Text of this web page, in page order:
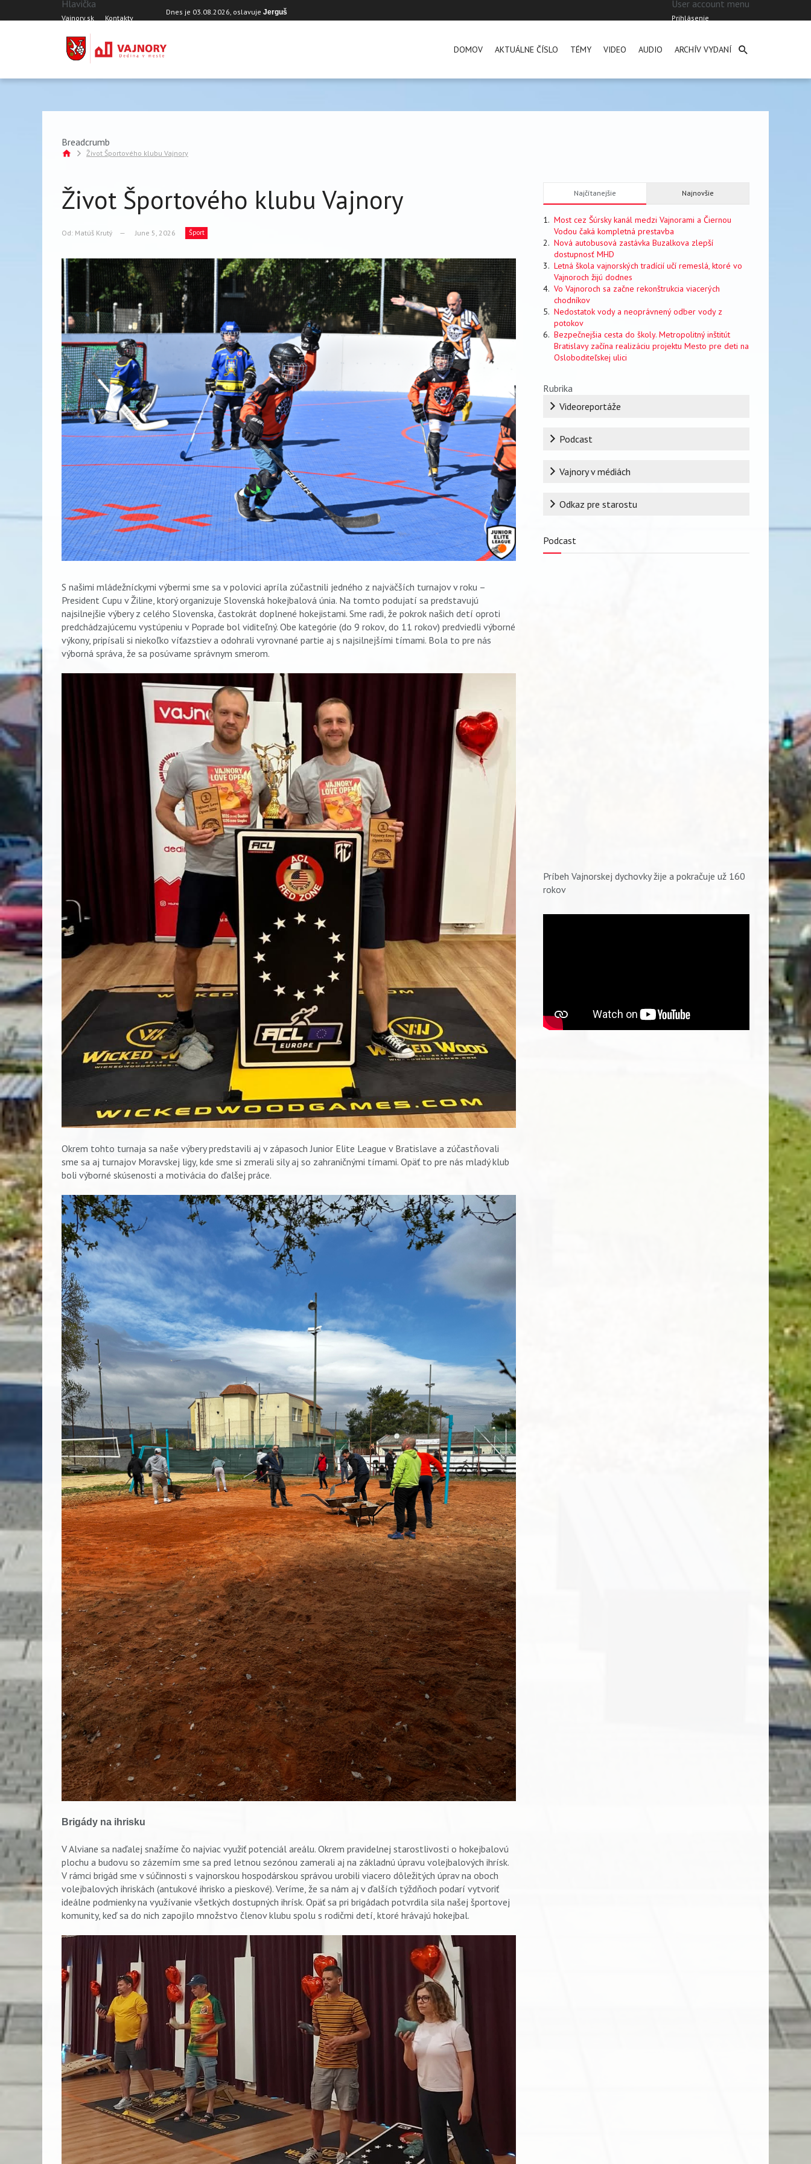
Skočiť na hlavný obsah
Hlavička
Vajnory.sk Kontakty
Dnes je 03.08.2026 , oslavuje Jerguš
User account menu
Prihlásenie
DOMOV AKTUÁLNE ČÍSLO TÉMY VIDEO AUDIO ARCHÍV VYDANÍ
Vyhľadávanie
Breadcrumb
Život Športového klubu Vajnory
Život Športového klubu Vajnory
Od: Matúš Krutý June 5, 2026 Šport
S našimi mládežníckymi výbermi sme sa v polovici apríla zúčastnili jedného z najväčších turnajov v roku –
President Cupu v Žiline, ktorý organizuje Slovenská hokejbalová únia. Na tomto podujatí sa predstavujú
najsilnejšie výbery z celého Slovenska, častokrát doplnené hokejistami. Sme radi, že pokrok našich detí oproti
predchádzajúcemu vystúpeniu v Poprade bol viditeľný. Obe kategórie (do 9 rokov, do 11 rokov) predviedli výborné
výkony, pripísali si niekoľko víťazstiev a odohrali vyrovnané partie aj s najsilnejšími tímami. Bola to pre nás
výborná správa, že sa posúvame správnym smerom.
Okrem tohto turnaja sa naše výbery predstavili aj v zápasoch Junior Elite League v Bratislave a zúčastňovali
sme sa aj turnajov Moravskej ligy, kde sme si zmerali sily aj so zahraničnými tímami. Opäť to pre nás mladý klub
boli výborné skúsenosti a motivácia do ďalšej práce.
Brigády na ihrisku
V Alviane sa naďalej snažíme čo najviac využiť potenciál areálu. Okrem pravidelnej starostlivosti o hokejbalovú
plochu a budovu so zázemím sme sa pred letnou sezónou zamerali aj na základnú úpravu volejbalových ihrísk.
V rámci brigád sme v súčinnosti s vajnorskou hospodárskou správou urobili viacero dôležitých úprav na oboch
volejbalových ihriskách (antukové ihrisko a pieskové). Veríme, že sa nám aj v ďalších týždňoch podarí vytvoriť
ideálne podmienky na využívanie všetkých dostupných ihrísk. Opäť sa pri brigádach potvrdila sila našej športovej
komunity, keď sa do nich zapojilo množstvo členov klubu spolu s rodičmi detí, ktoré hrávajú hokejbal.
Najčítanejšie Najnovšie
Most cez Šúrsky kanál medzi Vajnorami a Čiernou
Vodou čaká kompletná prestavba
Nová autobusová zastávka Buzalkova zlepší
dostupnosť MHD
Letná škola vajnorských tradícií učí remeslá, ktoré vo
Vajnoroch žijú dodnes
Vo Vajnoroch sa začne rekonštrukcia viacerých
chodníkov
Nedostatok vody a neoprávnený odber vody z
potokov
Bezpečnejšia cesta do školy. Metropolitný inštitút
Bratislavy začína realizáciu projektu Mesto pre deti na
Osloboditeľskej ulici
Rubrika
Videoreportáže
Podcast
Vajnory v médiách
Odkaz pre starostu
Podcast
Príbeh Vajnorskej dychovky žije a pokračuje už 160
rokov